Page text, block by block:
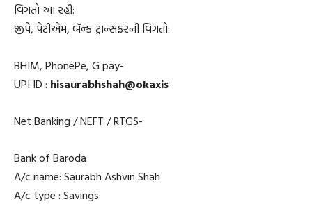
વિગતો આ રહી:
જીપે, પેટીએમ, બૅન્ક ટ્રાન્સફરની વિગતો:
BHIM, PhonePe, G pay-
UPI ID : hisaurabhshah@okaxis
Net Banking / NEFT / RTGS-
Bank of Baroda
A/c name: Saurabh Ashvin Shah
A/c type : Savings